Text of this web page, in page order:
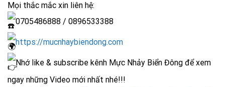
Mọi thắc mắc xin liên hệ:
0705486888 / 0896533388
https://mucnhaybiendong.com
Nhớ like & subscribe kênh Mực Nhảy Biển Đông để xem
ngay những Video mới nhất nhé!!!